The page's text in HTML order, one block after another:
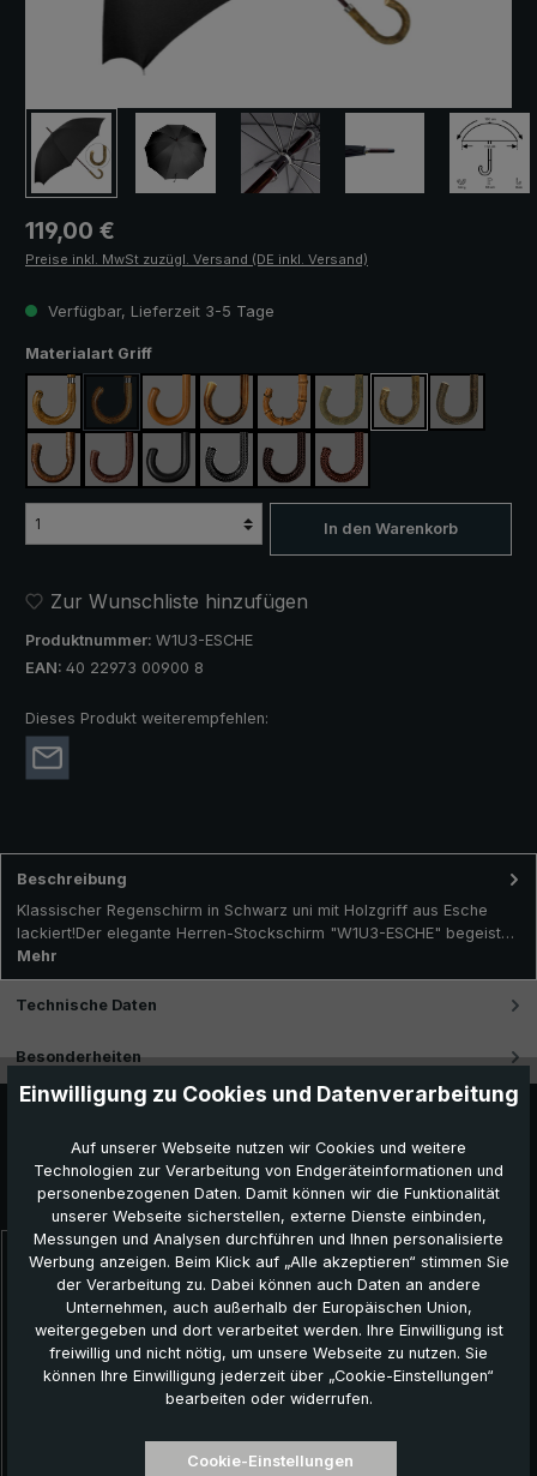
Regulärer Preis:
119,00 €
Preise inkl. MwSt zuzügl. Versand (DE inkl. Versand)
Verfügbar, Lieferzeit 3-5 Tage
Materialart Griffauswählen
Ahorn Akazie
(Diese Option ist zurzeit nicht verfügbar.)
Malakka Kastanie PerlbambusEsche naturEsche lackiert
Hasel
SilberhaselWeichselkirsche
RindlederRindflechtleder schwarz
Rindflechtleder dunkelbraun
Rindflechtleder braun
In den Warenkorb
Zur Wunschliste hinzufügen
Produktnummer: W1U3-ESCHE
EAN: 40 22973 00900 8
Dieses Produkt weiterempfehlen:
Beschreibung
Klassischer Regenschirm in Schwarz uni mit Holzgriff aus Esche
lackiert!Der elegante Herren-Stockschirm "W1U3-ESCHE" begeist…
Mehr
Technische Daten
Besonderheiten
Produktgalerie überspringen
Das könnte Ihnen auch gefallen:
Einwilligung zu Cookies und Datenverarbeitung
Auf unserer Webseite nutzen wir Cookies und weitere
Technologien zur Verarbeitung von Endgeräteinformationen und
personenbezogenen Daten. Damit können wir die Funktionalität
unserer Webseite sicherstellen, externe Dienste einbinden,
Messungen und Analysen durchführen und Ihnen personalisierte
Werbung anzeigen. Beim Klick auf „Alle akzeptieren“ stimmen Sie
der Verarbeitung zu. Dabei können auch Daten an andere
Unternehmen, auch außerhalb der Europäischen Union,
weitergegeben und dort verarbeitet werden. Ihre Einwilligung ist
freiwillig und nicht nötig, um unsere Webseite zu nutzen. Sie
können Ihre Einwilligung jederzeit über „Cookie-Einstellungen“
bearbeiten oder widerrufen.
Cookie-Einstellungen